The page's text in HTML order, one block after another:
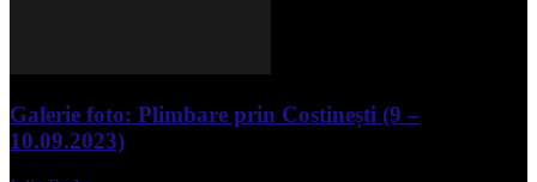
Galerie foto: Plimbare prin Costinești (9 –
10.09.2023)